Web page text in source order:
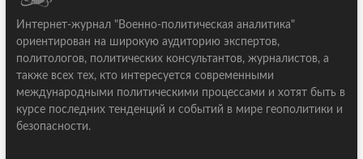
Интернет-журнал "Военно-политическая аналитика"
ориентирован на широкую аудиторию экспертов,
политологов, политических консультантов, журналистов, а
также всех тех, кто интересуется современными
международными политическими процессами и хотят быть в
курсе последних тенденций и событий в мире геополитики и
безопасности.